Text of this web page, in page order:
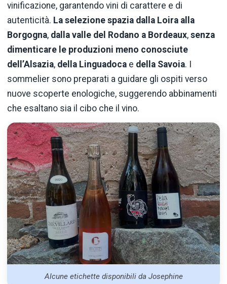
vinificazione, garantendo vini di carattere e di
autenticità. La selezione spazia dalla Loira alla
Borgogna, dalla valle del Rodano a Bordeaux, senza
dimenticare le produzioni meno conosciute
dell’Alsazia, della Linguadoca e della Savoia. I
sommelier sono preparati a guidare gli ospiti verso
nuove scoperte enologiche, suggerendo abbinamenti
che esaltano sia il cibo che il vino.
Alcune etichette disponibili da Josephine